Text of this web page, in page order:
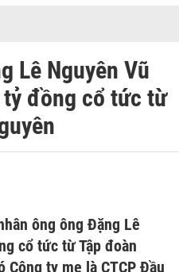
Lê Nguyên Vũ
tỷ đồng cổ tức từ
ông ông Đặng Lê
cổ tức từ Tập đoàn
Công ty mẹ là CTCP Đầu